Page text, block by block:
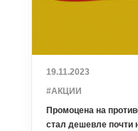
19.11.2023
#АКЦИИ
Промоцена на
стал дешевле почти